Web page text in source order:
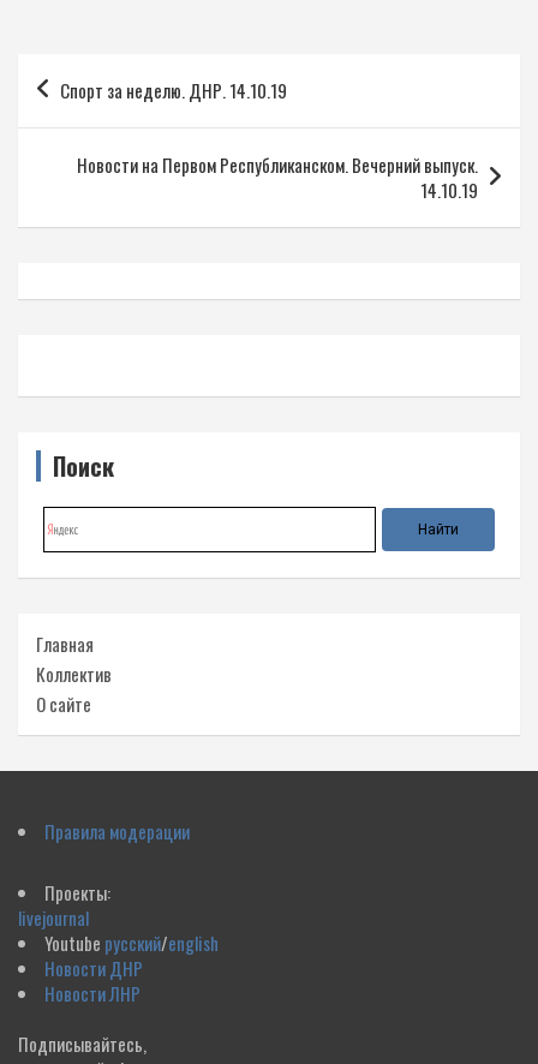
Навигация
по
записям
Спорт за неделю. ДНР. 14.10.19
Новости на Первом Республиканском. Вечерний выпуск.
14.10.19
Поиск
Главная
Коллектив
О сайте
Правила модерации
Проекты:
livejournal
Youtube русский/english
Новости ДНР
Новости ЛНР
Подписывайтесь,